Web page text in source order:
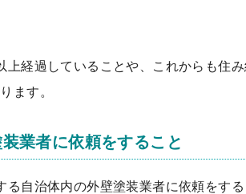
上経過していることや、これからも住
ます。
業者に依頼をすること
る 自治体内の外壁塗装業者に依頼をする